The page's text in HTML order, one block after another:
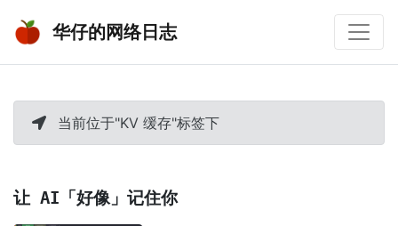
华仔的网络日志
当前位于"KV 缓存"标签下
让 AI「好像」记住你